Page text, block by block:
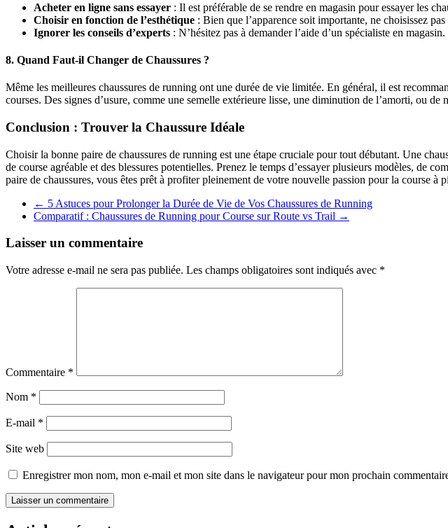
Acheter en ligne sans essayer : Il est préférable de se rendre en magasin pour essayer les
Choisir en fonction de l’esthétique : Bien que l’apparence soit importante, ne choisissez
Ignorer les conseils d’experts : N’hésitez pas à demander l’aide d’un spécialiste en
8. Quand Faut-il Changer de Chaussures ?
Même les meilleures chaussures de running ont une durée de vie limitée. En général, il est
courses. Des signes d’usure, comme une semelle extérieure lisse, une diminution de l’amorti, ou
Conclusion : Trouver la Chaussure Idéale
Choisir la bonne paire de chaussures de running est une étape cruciale pour tout débutant. Une
de course agréable et des blessures potentielles. Prenez le temps d’essayer plusieurs modèles, de
paire de chaussures, vous êtes prêt à profiter pleinement de votre nouvelle passion pour la course
← 5 Astuces pour Prolonger la Durée de Vie de Vos Chaussures de Running
Comparatif : Chaussures de Running pour Course sur Route vs Trail →
Laisser un commentaire
Votre adresse e-mail ne sera pas publiée. Les champs obligatoires sont indiqués avec *
Commentaire *
Nom *
E-mail *
Site web
Enregistrer mon nom, mon e-mail et mon site dans le navigateur pour mon prochain